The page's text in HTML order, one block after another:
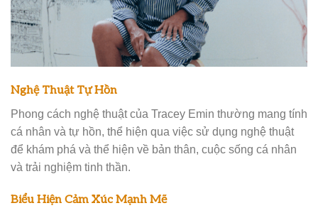
Nghệ Thuật Tự Hồn
Phong cách nghệ thuật của Tracey Emin thường mang tính
cá nhân và tự hồn, thể hiện qua việc sử dụng nghệ thuật
để khám phá và thể hiện về bản thân, cuộc sống cá nhân
và trải nghiệm tinh thần.
Biểu Hiện Cảm Xúc Mạnh Mẽ